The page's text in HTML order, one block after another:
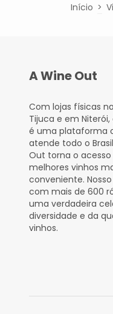
Início >
A Wine Out
Com lojas físicas
Tijuca e em
é uma plataforma
atende todo o
Out torna o acesso
melhores vinhos
conveniente.
com mais de 600
uma verdadeira
diversidade e da
vinhos.